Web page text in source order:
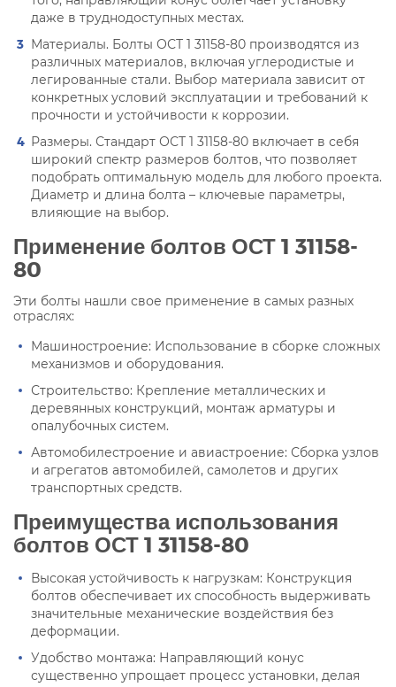
даже в труднодоступных местах.
Материалы. Болты ОСТ 1 31158-80 производятся из
различных материалов, включая углеродистые и
легированные стали. Выбор материала зависит от
конкретных условий эксплуатации и требований к
прочности и устойчивости к коррозии.
Размеры. Стандарт ОСТ 1 31158-80 включает в себя
широкий спектр размеров болтов, что позволяет
подобрать оптимальную модель для любого проекта.
Диаметр и длина болта – ключевые параметры,
влияющие на выбор.
Применение болтов ОСТ 1 31158-
80
Эти болты нашли свое применение в самых разных
отраслях:
Машиностроение: Использование в сборке сложных
механизмов и оборудования.
Строительство: Крепление металлических и
деревянных конструкций, монтаж арматуры и
опалубочных систем.
Автомобилестроение и авиастроение: Сборка узлов
и агрегатов автомобилей, самолетов и других
транспортных средств.
Преимущества использования
болтов ОСТ 1 31158-80
Высокая устойчивость к нагрузкам: Конструкция
болтов обеспечивает их способность выдерживать
значительные механические воздействия без
деформации.
Удобство монтажа: Направляющий конус
существенно упрощает процесс установки, делая